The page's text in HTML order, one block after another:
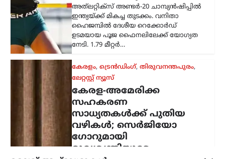
സെർജിയോ ഗോറുമായി മുഖ്യമന്ത്രി
വി.ഡി. സതീശൻ കൂടിക്കാഴ്ച നടത്തി.
കൊച്ചിയിലെ ഒരു സ്വകാര്യ ഹോട്ടലിൽ
നടന്ന കൂടിക്കാഴ്ചയിൽ ചീഫ്
സെക്രട്ടറിയും വ്യവസായ വകുപ്പ്…
ലേറ്റസ്റ്റ് ന്യൂസ്
വന്ദേമാതരം പൂർണമായി
ആലപിക്കേണ്ടതില്ല
എന്നാണ് നിലപാട് ;
സർക്കാർ ഉത്തരവിൽ
പ്രതികരിച്ച് പി.കെ.
കുഞ്ഞാലിക്കുട്ടി